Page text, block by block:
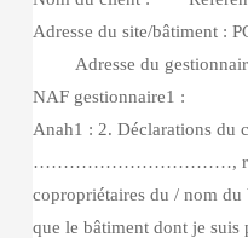
Adresse du site/bâtiment :
Adresse du
NAF
Anah1 : 2. Déclarations du
……………………………,
copropriétaires du / nom du
que le bâtiment dont je suis